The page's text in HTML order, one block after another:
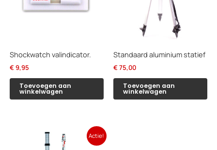
Shockwatch valindicator.
€ 9,95
Toevoegen aan
winkelwagen
Standaard aluminium statief
€ 75,00
Toevoegen aan
winkelwagen
Actie!